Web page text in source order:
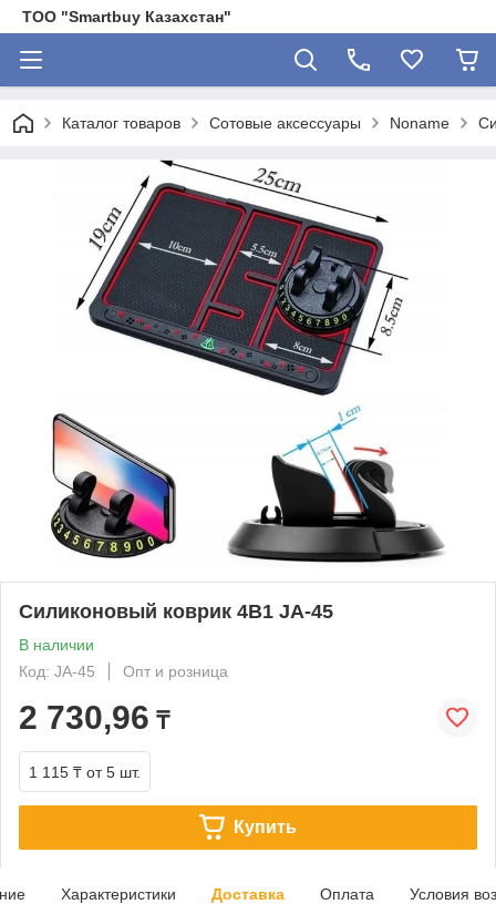
ТОО "Smartbuy Казахстан"
Каталог товаров Сотовые аксессуары Noname
Силиконовый коврик 4В1 JA-45
В наличии
Код: JA-45
Опт и розница
2 730,96 ₸
1 115 ₸ от 5 шт.
Купить
Характеристики Доставка Оплата Условия